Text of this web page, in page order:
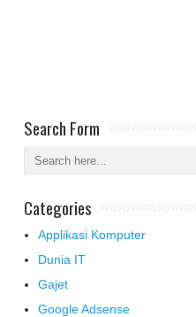
Search Form
Categories
Applikasi Komputer
Dunia IT
Gajet
Google Adsense